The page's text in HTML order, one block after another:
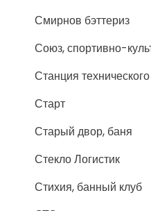
Смирнов бэттериз
Союз, спортивно-
Станция
Старт
Старый двор, баня
Стекло Логистик
Стихия, банный клуб